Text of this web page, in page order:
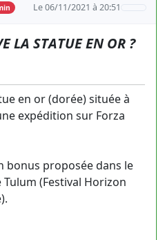
Le 06/11/2021 à 20:51
LA STATUE EN OR ?
en or (dorée) située à
expédition sur Forza
bonus proposée dans le
(Festival Horizon